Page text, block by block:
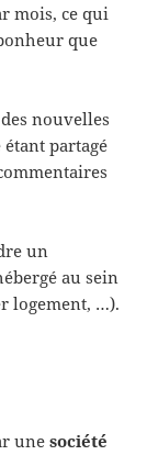
mois, ce qui
que
nouvelles
étant partagé
un
au sein
logement, …).
unesociété